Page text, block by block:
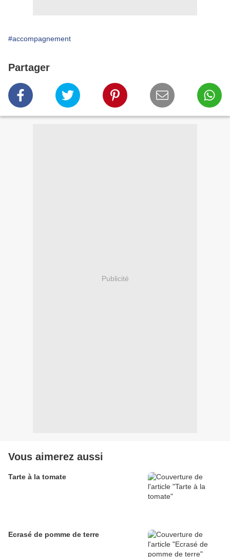
#accompagnement
Partager
Publicité
Vous aimerez aussi
Tarte à la tomate
Ecrasé de pomme de terre